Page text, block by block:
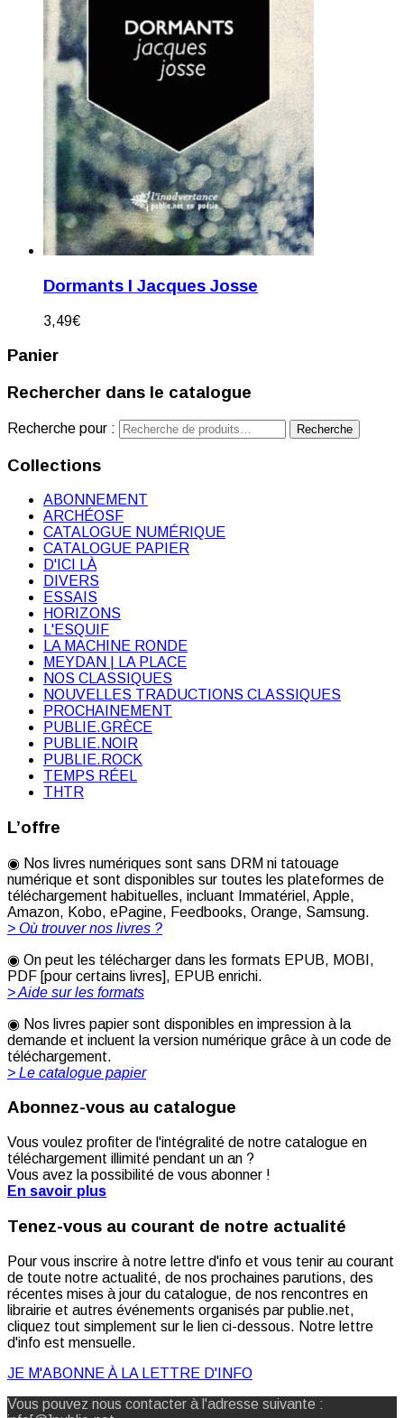
Dormants I Jacques Josse
3,49€
Panier
Rechercher dans le catalogue
Recherche pour : Recherche
Collections
ABONNEMENT
ARCHÉOSF
CATALOGUE NUMÉRIQUE
CATALOGUE PAPIER
D'ICI LÀ
DIVERS
ESSAIS
HORIZONS
L'ESQUIF
LA MACHINE RONDE
MEYDAN | LA PLACE
NOS CLASSIQUES
NOUVELLES TRADUCTIONS CLASSIQUES
PROCHAINEMENT
PUBLIE.GRÈCE
PUBLIE.NOIR
PUBLIE.ROCK
TEMPS RÉEL
THTR
L’offre
◉ Nos livres numériques sont sans DRM ni tatouage
numérique et sont disponibles sur toutes les plateformes de
téléchargement habituelles, incluant Immatériel, Apple,
Amazon, Kobo, ePagine, Feedbooks, Orange, Samsung.
> Où trouver nos livres ?
◉ On peut les télécharger dans les formats EPUB, MOBI,
PDF [pour certains livres], EPUB enrichi.
> Aide sur les formats
◉ Nos livres papier sont disponibles en impression à la
demande et incluent la version numérique grâce à un code de
téléchargement.
> Le catalogue papier
Abonnez-vous au catalogue
Vous voulez profiter de l'intégralité de notre catalogue en
téléchargement illimité pendant un an ?
Vous avez la possibilité de vous abonner !
En savoir plus
Tenez-vous au courant de notre actualité
Pour vous inscrire à notre lettre d'info et vous tenir au courant
de toute notre actualité, de nos prochaines parutions, des
récentes mises à jour du catalogue, de nos rencontres en
librairie et autres événements organisés par publie.net,
cliquez tout simplement sur le lien ci-dessous. Notre lettre
d'info est mensuelle.
JE M'ABONNE À LA LETTRE D'INFO
Vous pouvez nous contacter à l'adresse suivante :